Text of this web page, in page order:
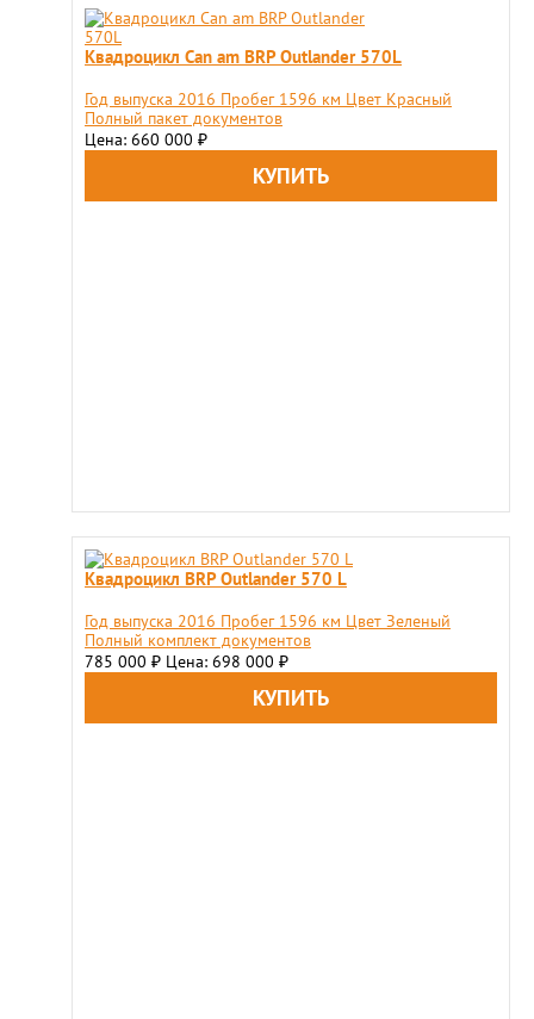
Квадроцикл Can am BRP Outlander 570L
Год выпуска 2016 Пробег 1596 км Цвет Красный
Полный пакет документов
Цена: 660 000 ₽
Квадроцикл BRP Outlander 570 L
Год выпуска 2016 Пробег 1596 км Цвет Зеленый
Полный комплект документов
785 000 ₽ Цена: 698 000 ₽